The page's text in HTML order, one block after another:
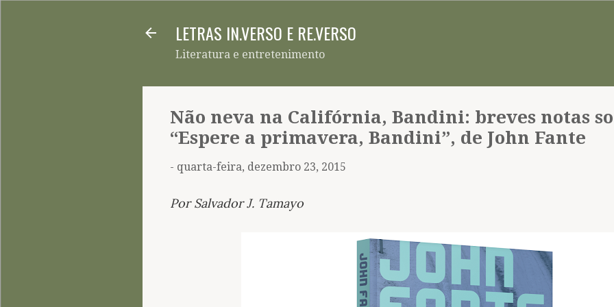
LETRAS IN.VERSO E RE.VERSO
Literatura e entretenimento
Não neva na Califórnia, Bandini: breves notas
“Espere a primavera, Bandini”, de John Fante
- quarta-feira, dezembro 23, 2015
Por Salvador J. Tamayo